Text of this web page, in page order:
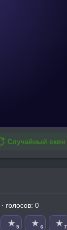
Случайный скин
· голосов: 0
★ 5 ★ 6 ★ 7